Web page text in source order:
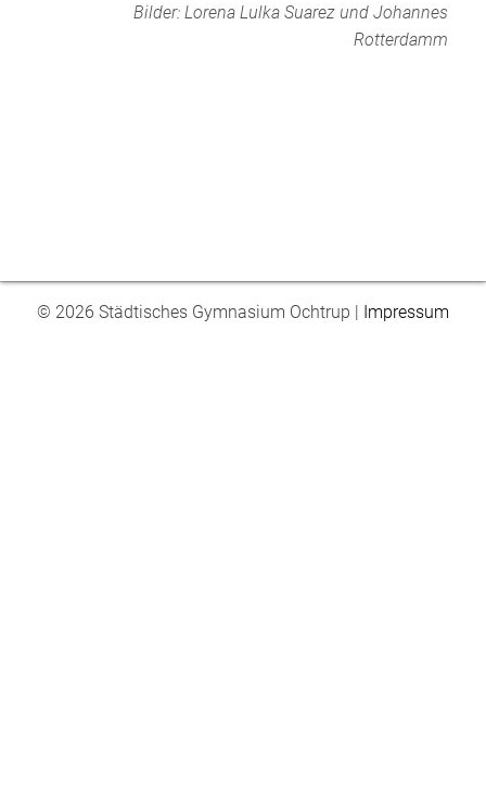
Bilder: Lorena Lulka Suarez und Johannes
Rotterdamm
© 2026 Städtisches Gymnasium Ochtrup | Impressum